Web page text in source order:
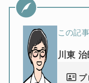
この記
川東 治
プ